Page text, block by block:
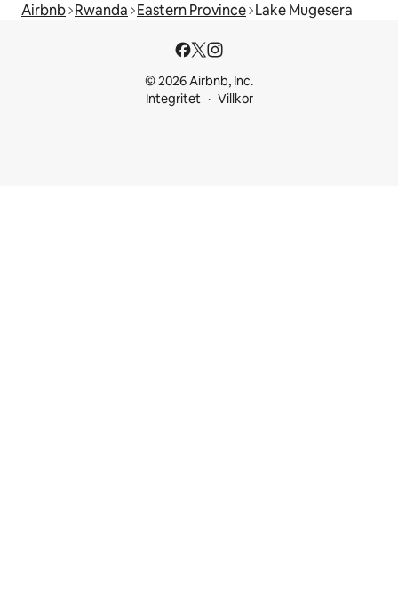
Airbnb Rwanda Eastern Province Lake Mugesera
© 2026 Airbnb, Inc.
Integritet
Villkor